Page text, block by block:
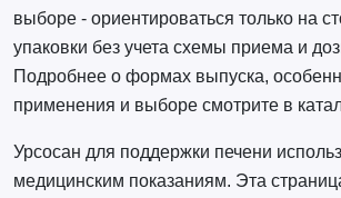
выборе - ориентироваться только на
упаковки без учета схемы приема и
Подробнее о формах выпуска,
применения и выборе смотрите в
Урсосан для поддержки печени
медицинским показаниям. Эта